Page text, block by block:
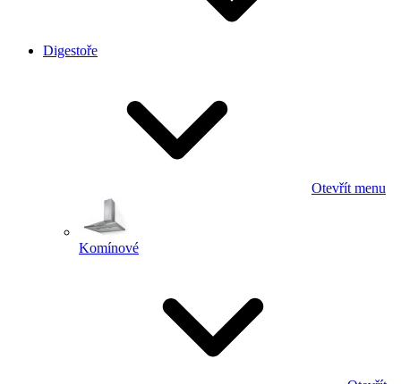
Digestoře
Otevřít menu
Komínové